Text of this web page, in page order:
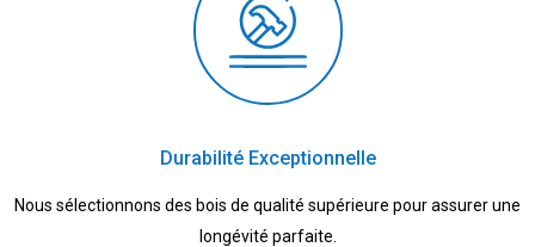
Durabilité Exceptionnelle
Nous sélectionnons des bois de qualité supérieure pour assurer une
longévité parfaite.